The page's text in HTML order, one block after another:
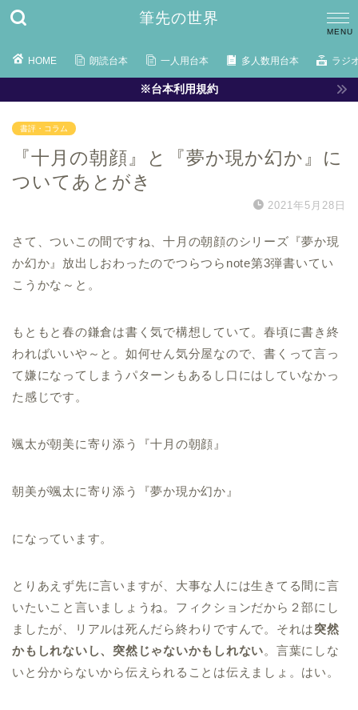
筆先の世界
HOME 朗読台本 一人用台本 多人数用台本 ラジ
※台本利用規約
書評・コラム
『十月の朝顔』と『夢か現か幻か』に
ついてあとがき
2021年5月28日
さて、ついこの間ですね、十月の朝顔のシリーズ『夢か現
か幻か』放出しおわったのでつらつらnote第3弾書いてい
こうかな～と。
もともと春の鎌倉は書く気で構想していて。春頃に書き終
わればいいや～と。如何せん気分屋なので、書くって言っ
て嫌になってしまうパターンもあるし口にはしていなかっ
た感じです。
颯太が朝美に寄り添う『十月の朝顔』
朝美が颯太に寄り添う『夢か現か幻か』
になっています。
とりあえず先に言いますが、大事な人には生きてる間に言
いたいこと言いましょうね。フィクションだから２部にし
ましたが、リアルは死んだら終わりですんで。それは突然
かもしれないし、突然じゃないかもしれない。言葉にしな
いと分からないから伝えられることは伝えましょ。はい。